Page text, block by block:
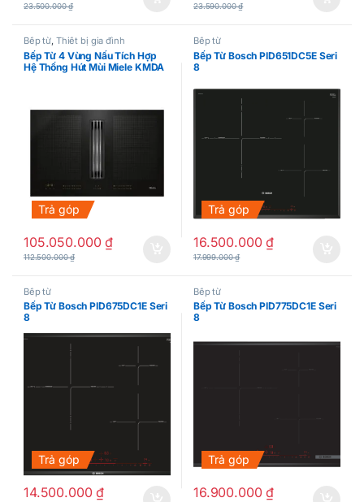
23.500.000₫ 23.590.000₫
Bếp từ, Thiết bị gia đình
Bếp Từ 4 Vùng Nấu Tích Hợp
Hệ Thống Hút Mùi Miele KMDA
Trả góp
105.050.000₫
112.500.000₫
Bếp từ
Bếp Từ Bosch PID651DC5E Seri
8
Trả góp
16.500.000₫
17.999.000₫
Bếp từ
Bếp Từ Bosch PID675DC1E Seri
8
Trả góp
14.500.000₫
Bếp từ
Bếp Từ Bosch PID775DC1E Seri
8
Trả góp
16.900.000₫